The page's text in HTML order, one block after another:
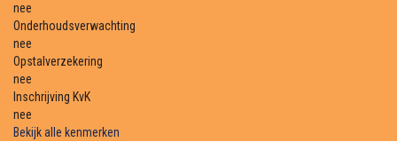
nee
Onderhoudsverwachting
nee
Opstalverzekering
nee
Inschrijving KvK
nee
Bekijk alle kenmerken